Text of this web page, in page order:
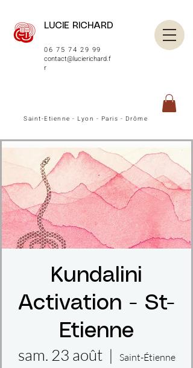
LUCIE RICHARD
06 75 74 29 99
contact@lucierichard.f
r
Saint-Etienne - Lyon - Paris - Drôme
Kundalini
Activation - St-
Etienne
sam. 23 août
  |
Saint-Étienne